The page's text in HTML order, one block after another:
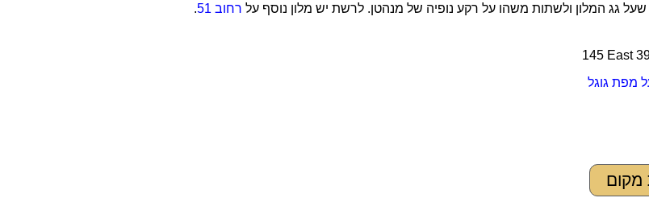
גג המלון ולשתות משהו על רקע נופיה של מנהטן. לרשת יש מלון נוסף על רחוב 51
.
145 East
מפת גוגל
מקום